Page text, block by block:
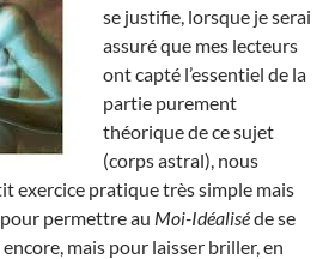
se justifie, lorsque je serai
assuré que mes lecteurs
ont capté l’essentiel de la
partie purement
théorique de ce sujet
(corps astral), nous
exercice pratique très simple mais
permettre au Moi-Idéaliséde se
mais pour laisser briller, en